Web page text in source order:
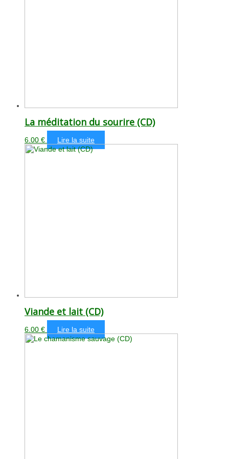
La méditation du sourire (CD)
6.00 € Lire la suite
Viande et lait (CD)
6.00 € Lire la suite